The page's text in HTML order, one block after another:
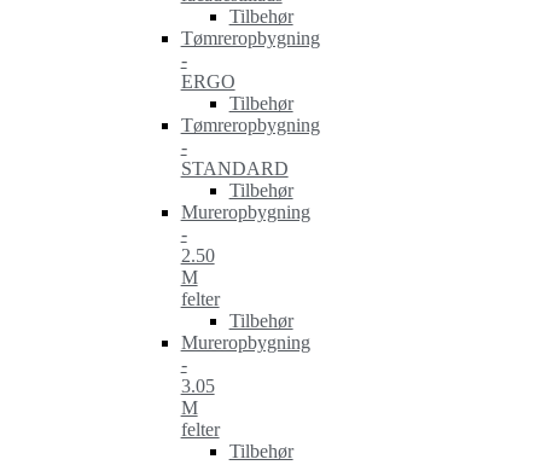
Tilbehør
Tømreropbygning
-
ERGO
Tilbehør
Tømreropbygning
-
STANDARD
Tilbehør
Mureropbygning
-
2.50
M
felter
Tilbehør
Mureropbygning
-
3.05
M
felter
Tilbehør